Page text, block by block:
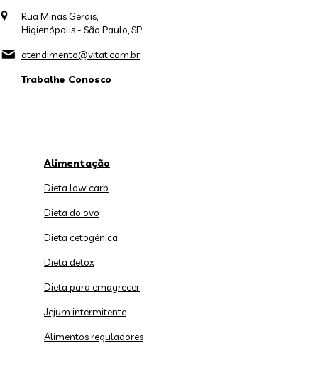
Rua Minas Gerais,
Higienópolis - São Paulo, SP
atendimento@vitat.com.br
Trabalhe Conosco
Alimentação
Dieta low carb
Dieta do ovo
Dieta cetogênica
Dieta detox
Dieta para emagrecer
Jejum intermitente
Alimentos reguladores